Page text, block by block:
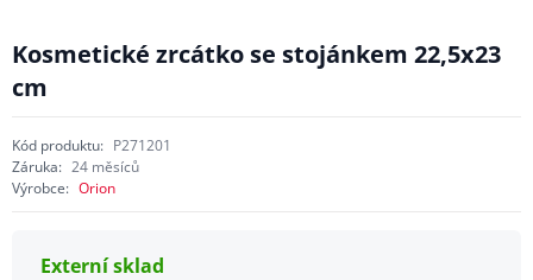
Kosmetické zrcátko se stojánkem 22,5x23
cm
Kód produktu: P271201
Záruka: 24 měsíců
Výrobce: Orion
Externí sklad